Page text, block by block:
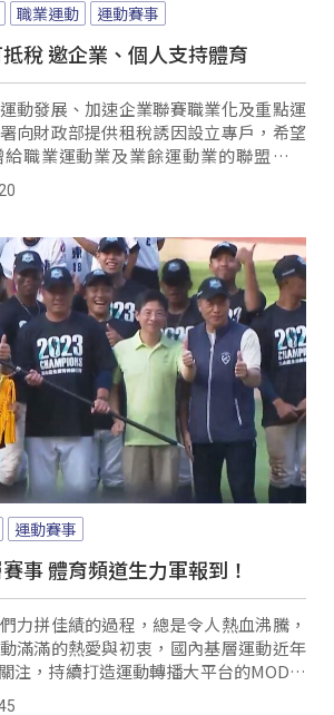
職業運動 運動賽事
稅 邀企業、個人支持體育
動發展、加速企業聯賽職業化及重點運
向財政部提供租稅誘因設立專戶，希望
職業運動業及業餘運動業的聯盟、隊
動賽事的主辦單位，提供資金上的協
展。
運動賽事
事 體育頻道生力軍報到！
力拼佳績的過程，總是令人熱血沸騰，
滿滿的熱愛與初衷，國內基層運動近年
注，持續打造運動轉播大平台的MOD愛
力軍。